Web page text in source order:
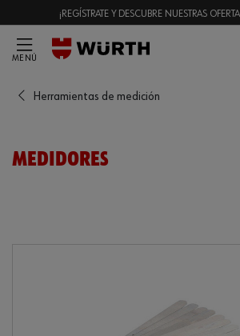
¡REGÍSTRATE Y DESCUBRE NUESTRAS
MENÚ
Herramientas de medición
MEDIDORES